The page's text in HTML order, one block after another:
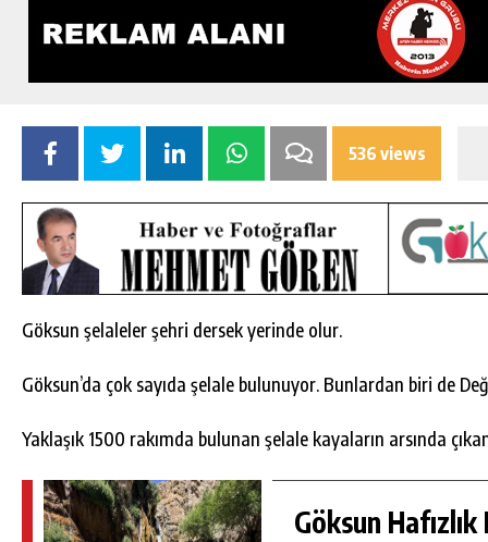
536 views
Göksun şelaleler şehri dersek yerinde olur.
Göksun’da çok sayıda şelale bulunuyor. Bunlardan biri de
Yaklaşık 1500 rakımda bulunan şelale kayaların arsında
Göksun Hafızlık